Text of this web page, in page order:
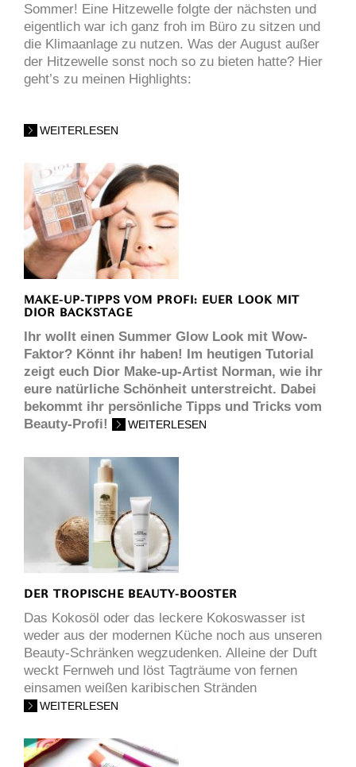
Sommer! Eine Hitzewelle folgte der nächsten und
eigentlich war ich ganz froh im Büro zu sitzen und
die Klimaanlage zu nutzen. Was der August außer
der Hitzewelle sonst noch so zu bieten hatte? Hier
geht’s zu meinen Highlights:
WEITERLESEN
MAKE-UP-TIPPS VOM PROFI: EUER LOOK MIT
DIOR BACKSTAGE
Ihr wollt einen Summer Glow Look mit Wow-
Faktor? Könnt ihr haben! Im heutigen Tutorial
zeigt euch Dior Make-up-Artist Norman, wie ihr
eure natürliche Schönheit unterstreicht. Dabei
bekommt ihr persönliche Tipps und Tricks vom
Beauty-Profi!
WEITERLESEN
DER TROPISCHE BEAUTY-BOOSTER
Das Kokosöl oder das leckere Kokoswasser ist
weder aus der modernen Küche noch aus unseren
Beauty-Schränken wegzudenken. Alleine der Duft
weckt Fernweh und löst Tagträume von fernen
einsamen weißen karibischen Stränden
WEITERLESEN